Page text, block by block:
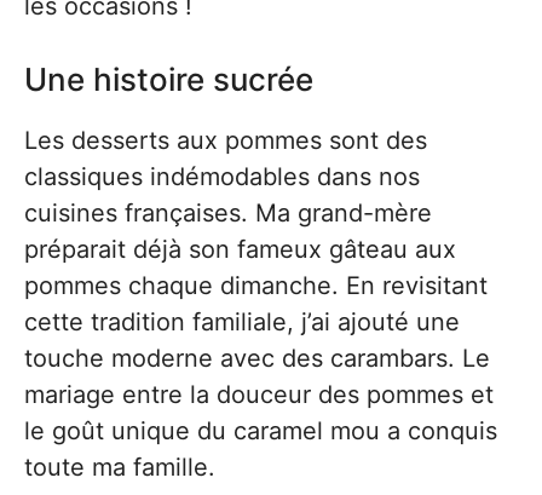
les occasions !
Une histoire sucrée
Les desserts aux pommes sont des
classiques indémodables dans nos
cuisines françaises. Ma grand-mère
préparait déjà son fameux gâteau aux
pommes chaque dimanche. En revisitant
cette tradition familiale, j’ai ajouté une
touche moderne avec des carambars. Le
mariage entre la douceur des pommes et
le goût unique du caramel mou a conquis
toute ma famille.